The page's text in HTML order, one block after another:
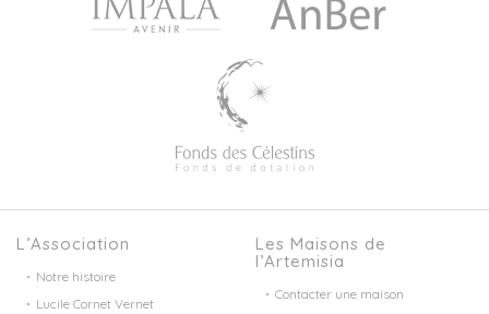
L’Association
Notre histoire
Lucile Cornet Vernet
Les Maisons de
l’Artemisia
Contacter une maison